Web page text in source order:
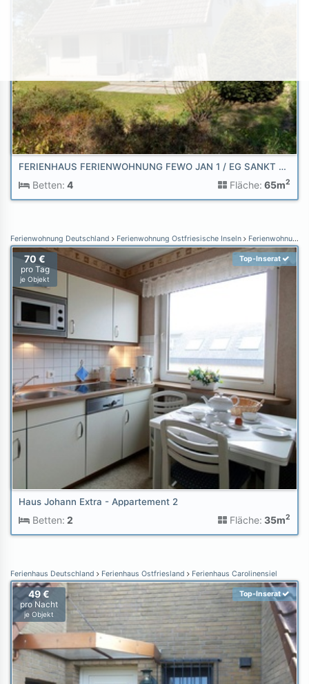
FERIENHAUS FERIENWOHNUNG FEWO JAN 1 / EG SANKT PETER-ORDING
Betten: 4 Fläche: 65m2
Ferienwohnung Deutschland Ferienwohnung Ostfriesische Inseln Ferienwohnung Norderney
70 €
pro Tag
je Objekt
Top-Inserat
Haus Johann Extra - Appartement 2
Betten: 2 Fläche: 35m2
Ferienhaus Deutschland Ferienhaus Ostfriesland Ferienhaus Carolinensiel
49 €
pro Nacht
je Objekt
Top-Inserat